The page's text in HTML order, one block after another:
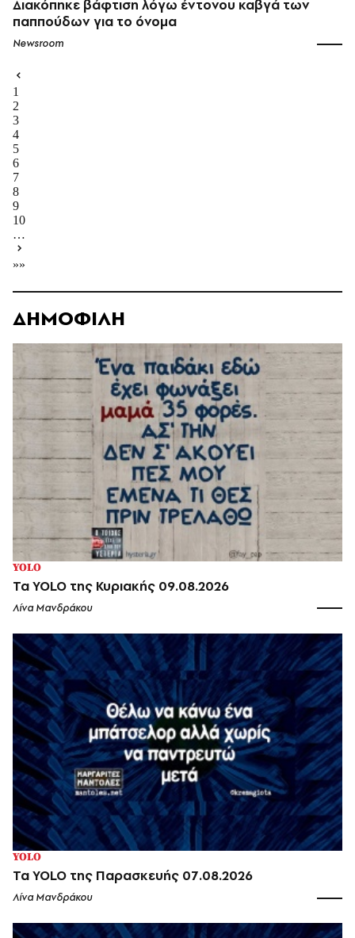
Διακόπηκε βάφτιση λόγω έντονου καβγά των
παππούδων για το όνομα
Newsroom
1
2
3
4
5
6
7
8
9
10
…
»»
ΔΗΜΟΦΙΛΗ
YOLO
Τα YOLO της Κυριακής 09.08.2026
Λίνα Μανδράκου
YOLO
Τα YOLO της Παρασκευής 07.08.2026
Λίνα Μανδράκου